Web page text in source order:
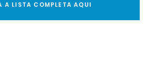
A LISTA COMPLETA AQUI